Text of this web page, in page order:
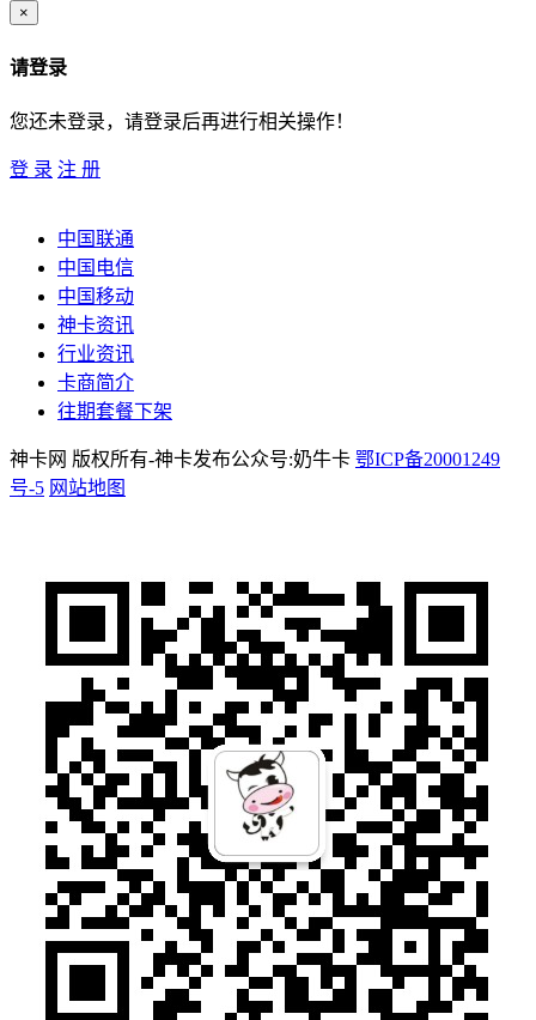
×
请登录
您还未登录，请登录后再进行相关操作！
登 录 注 册
中国联通
中国电信
中国移动
神卡资讯
行业资讯
卡商简介
往期套餐下架
神卡网 版权所有-神卡发布公众号:奶牛卡 鄂ICP备20001249
号-5 网站地图